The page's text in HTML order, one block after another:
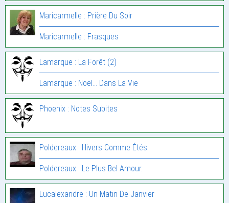
Maricarmelle : Prière Du Soir
Maricarmelle : Frasques
Lamarque : La Forêt (2)
Lamarque : Noël… Dans La Vie
Phoenix : Notes Subites
Poldereaux : Hivers Comme Étés.
Poldereaux : Le Plus Bel Amour.
Lucalexandre : Un Matin De Janvier